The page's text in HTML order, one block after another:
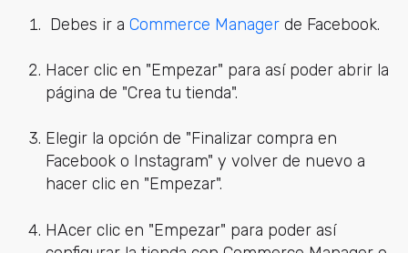
Debes ir a Commerce Managerde Facebook.
Hacer clic en "Empezar" para así poder abrir la
página de "Crea tu tienda".
Elegir la opción de "Finalizar compra en
Facebook o Instagram" y volver de nuevo a
hacer clic en "Empezar".
HAcer clic en "Empezar" para poder así